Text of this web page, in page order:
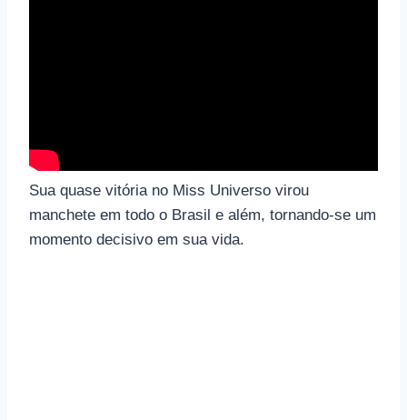
Sua quase vitória no Miss Universo virou
manchete em todo o Brasil e além, tornando-se um
momento decisivo em sua vida.